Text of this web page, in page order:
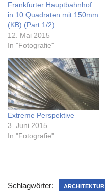
Frankfurter Hauptbahnhof
in 10 Quadraten mit 150mm
(KB) (Part 1/2)
12. Mai 2015
In "Fotografie"
Extreme Perspektive
3. Juni 2015
In "Fotografie"
Schlagwörter: ARCHITEKTUR